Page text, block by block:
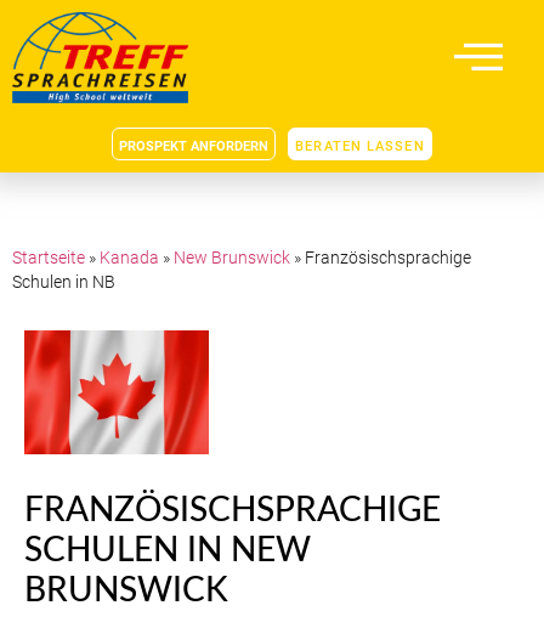
PROSPEKT ANFORDERN BERATEN LASSEN
Startseite » Kanada » New Brunswick » Französischsprachige
Schulen in NB
FRANZÖSISCHSPRACHIGE
SCHULEN IN NEW
BRUNSWICK